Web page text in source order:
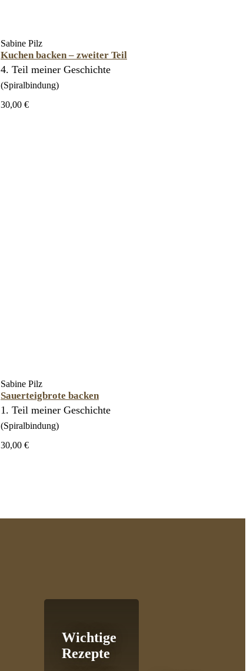
Sabine Pilz
Kuchen backen – zweiter Teil
4. Teil meiner Geschichte
(Spiralbindung)
30,00 €
Sabine Pilz
Sauerteigbrote backen
1. Teil meiner Geschichte
(Spiralbindung)
30,00 €
Wichtige
Rezepte